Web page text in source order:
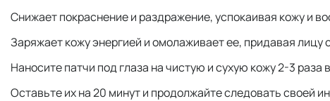
Снижает покраснение и раздражение, успокаивая кожу и
Заряжает кожу энергией и омолаживает ее, придавая лицу
Наносите патчи под глаза на чистую и сухую кожу 2-3
Оставьте их на 20 минут и продолжайте следовать своей